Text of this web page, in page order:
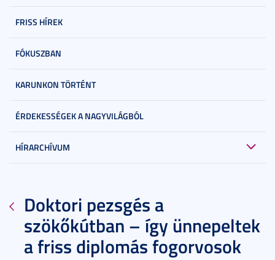
FRISS HÍREK
FÓKUSZBAN
KARUNKON TÖRTÉNT
ÉRDEKESSÉGEK A NAGYVILÁGBÓL
HÍRARCHÍVUM
Doktori pezsgés a
szökőkútban – így ünnepeltek
a friss diplomás fogorvosok